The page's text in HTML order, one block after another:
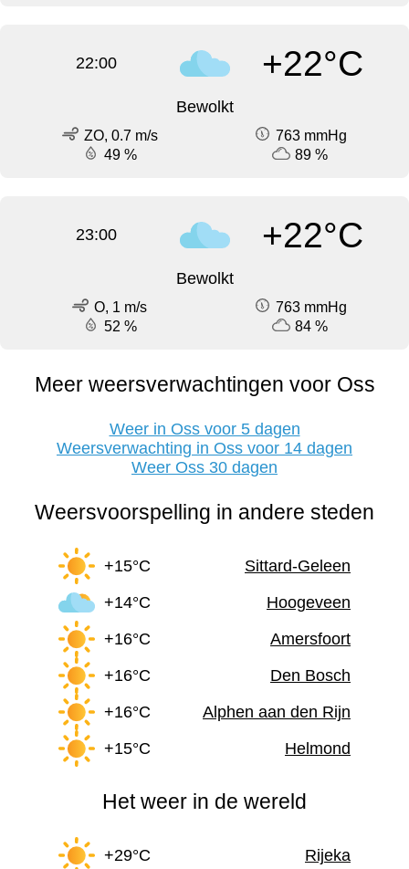
22:00 +22°C
Bewolkt
ZO, 0.7 m/s
763 mmHg
49 %
89 %
23:00 +22°C
Bewolkt
O, 1 m/s
763 mmHg
52 %
84 %
Meer weersverwachtingen voor Oss
Weer in Oss voor 5 dagen
Weersverwachting in Oss voor 14 dagen
Weer Oss 30 dagen
Weersvoorspelling in andere steden
+15°C
Sittard-Geleen
+14°C
Hoogeveen
+16°C
Amersfoort
+16°C
Den Bosch
+16°C
Alphen aan den Rijn
+15°C
Helmond
Het weer in de wereld
+29°C Rijeka